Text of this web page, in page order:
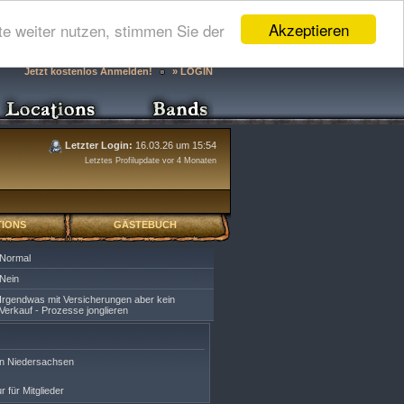
Akzeptieren
weiter nutzen, stimmen Sie der
Jetzt kostenlos Anmelden! » LOGIN
Letzter Login: 16.03.26 um 15:54
Letztes Profilupdate vor 4 Monaten
GÄSTEBUCH
Normal
Nein
Irgendwas mit Versicherungen aber kein
Verkauf - Prozesse jonglieren
Niedersachsen
für Mitglieder